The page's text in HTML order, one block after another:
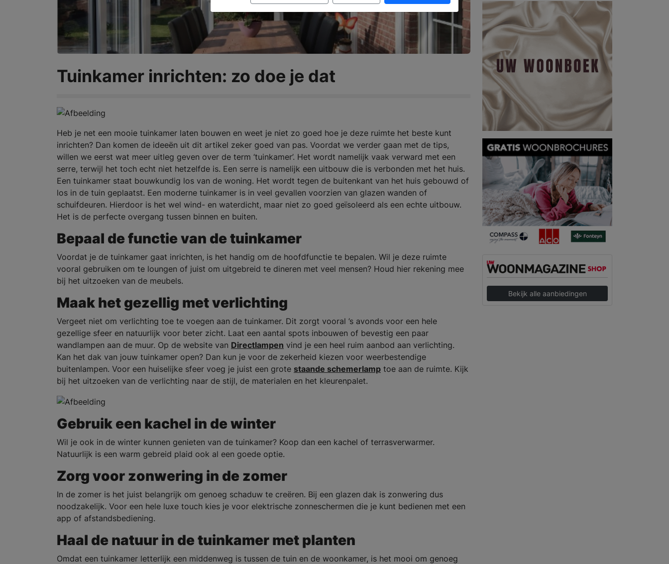
Tuinkamer inrichten: zo doe je dat
Heb je net een mooie tuinkamer laten bouwen en weet je niet zo goed hoe je deze ruimte het beste kunt
inrichten? Dan komen de ideeën uit dit artikel zeker goed van pas. Voordat we verder gaan met de tips,
willen we eerst wat meer uitleg geven over de term ‘tuinkamer’. Het wordt namelijk vaak verward met een
serre, terwijl het toch echt niet hetzelfde is. Een serre is namelijk een uitbouw die is verbonden met het huis.
Een tuinkamer staat bouwkundig los van de woning. Het wordt tegen de buitenkant van het huis gebouwd of
los in de tuin geplaatst. Een moderne tuinkamer is in veel gevallen voorzien van glazen wanden of
schuifdeuren. Hierdoor is het wel wind- en waterdicht, maar niet zo goed geïsoleerd als een echte uitbouw.
Het is de perfecte overgang tussen binnen en buiten.
Bepaal de functie van de tuinkamer
Voordat je de tuinkamer gaat inrichten, is het handig om de hoofdfunctie te bepalen. Wil je deze ruimte
vooral gebruiken om te loungen of juist om uitgebreid te dineren met veel mensen? Houd hier rekening mee
bij het uitzoeken van de meubels.
Maak het gezellig met verlichting
Vergeet niet om verlichting toe te voegen aan de tuinkamer. Dit zorgt vooral ’s avonds voor een hele
gezellige sfeer en natuurlijk voor beter zicht. Laat een aantal spots inbouwen of bevestig een paar
wandlampen aan de muur. Op de website van Directlampen vind je een heel ruim aanbod aan verlichting.
Kan het dak van jouw tuinkamer open? Dan kun je voor de zekerheid kiezen voor weerbestendige
buitenlampen. Voor een huiselijke sfeer voeg je juist een grote staande schemerlamp toe aan de ruimte. Kijk
bij het uitzoeken van de verlichting naar de stijl, de materialen en het kleurenpalet.
Gebruik een kachel in de winter
Wil je ook in de winter kunnen genieten van de tuinkamer? Koop dan een kachel of terrasverwarmer.
Natuurlijk is een warm gebreid plaid ook al een goede optie.
Zorg voor zonwering in de zomer
In de zomer is het juist belangrijk om genoeg schaduw te creëren. Bij een glazen dak is zonwering dus
noodzakelijk. Voor een hele luxe touch kies je voor elektrische zonneschermen die je kunt bedienen met een
app of afstandsbediening.
Haal de natuur in de tuinkamer met planten
Omdat een tuinkamer letterlijk een middenweg is tussen de tuin en de woonkamer, is het mooi om genoeg
Bekijk alle aanbiedingen